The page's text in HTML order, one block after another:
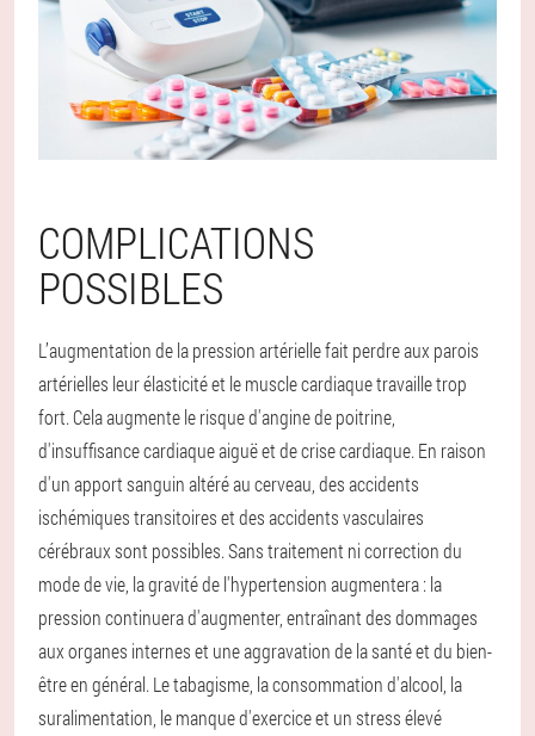
COMPLICATIONS
POSSIBLES
L’augmentation de la pression artérielle fait perdre aux parois
artérielles leur élasticité et le muscle cardiaque travaille trop
fort. Cela augmente le risque d'angine de poitrine,
d'insuffisance cardiaque aiguë et de crise cardiaque. En raison
d'un apport sanguin altéré au cerveau, des accidents
ischémiques transitoires et des accidents vasculaires
cérébraux sont possibles. Sans traitement ni correction du
mode de vie, la gravité de l'hypertension augmentera : la
pression continuera d'augmenter, entraînant des dommages
aux organes internes et une aggravation de la santé et du bien-
être en général. Le tabagisme, la consommation d'alcool, la
suralimentation, le manque d'exercice et un stress élevé